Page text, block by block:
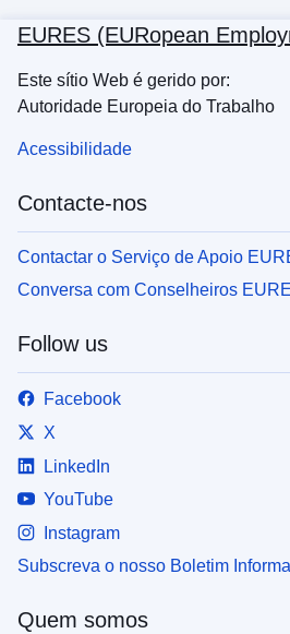
EURES (EURopean
Este sítio Web é gerido por:
Autoridade Europeia do Trabalho
Acessibilidade
Contacte-nos
Contactar o Serviço de Apoio
Conversa com Conselheiros
Follow us
Facebook
X
LinkedIn
YouTube
Instagram
Subscreva o nosso Boletim
Quem somos